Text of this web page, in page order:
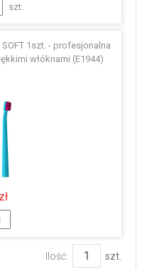
szt.
SOFT 1szt. - profesjonalna
włóknami (E1944)
Ilość: szt.